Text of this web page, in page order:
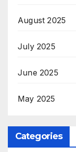
August 2025
July 2025
June 2025
May 2025
Categories